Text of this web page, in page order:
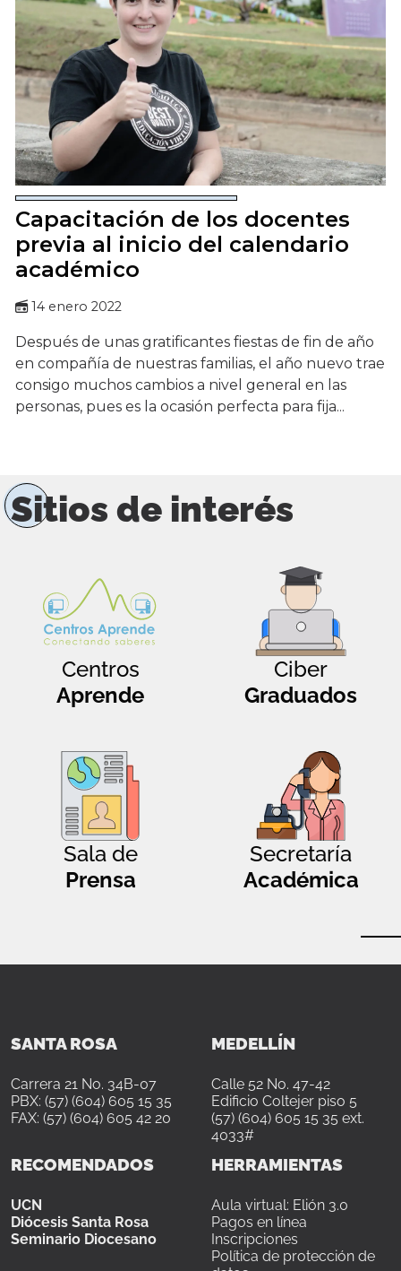
Capacitación de los docentes
previa al inicio del calendario
académico
14 enero 2022
Después de unas gratificantes fiestas de fin de año
en compañía de nuestras familias, el año nuevo trae
consigo muchos cambios a nivel general en las
personas, pues es la ocasión perfecta para fija...
Sitios de interés
Centros
Aprende
Ciber
Graduados
Sala de
Prensa
Secretaría
Académica
SANTA ROSA
Carrera 21 No. 34B-07
PBX: (57) (604) 605 15 35
FAX: (57) (604) 605 42 20
MEDELLÍN
Calle 52 No. 47-42
Edificio Coltejer piso 5
(57) (604) 605 15 35 ext.
4033#
RECOMENDADOS
UCN
Diócesis Santa Rosa
Seminario Diocesano
HERRAMIENTAS
Aula virtual: Elión 3.0
Pagos en línea
Inscripciones
Política de protección de